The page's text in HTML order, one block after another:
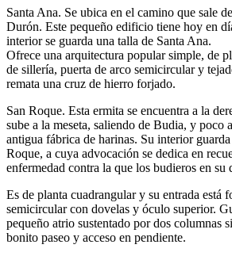
Santa Ana. Se ubica en el camino que sale
Durón. Este pequeño edificio tiene hoy en
interior se guarda una talla de Santa Ana.
Ofrece una arquitectura popular simple, de
de sillería, puerta de arco semicircular y
remata una cruz de hierro forjado.
San Roque. Esta ermita se encuentra a la
sube a la meseta, saliendo de Budia, y poco
antigua fábrica de harinas. Su interior
Roque, a cuya advocación se dedica en
enfermedad contra la que los budieros en su
Es de planta cuadrangular y su entrada está
semicircular con dovelas y óculo superior.
pequeño atrio sustentado por dos columnas
bonito paseo y acceso en pendiente.